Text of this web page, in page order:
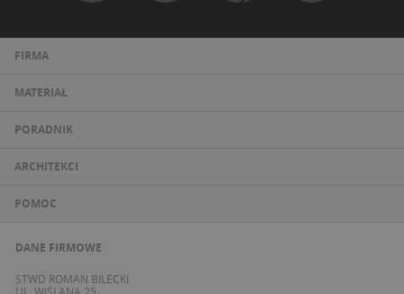
FIRMA
MATERIAŁ
PORADNIK
ARCHITEKCI
POMOC
DANE FIRMOWE
STWD ROMAN BILECKI